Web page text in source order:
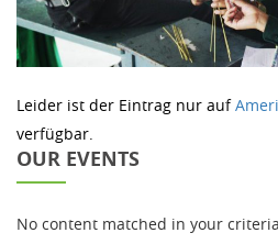
Leider ist der Eintrag nur auf
verfügbar.
OUR EVENTS
No content matched in your criteria